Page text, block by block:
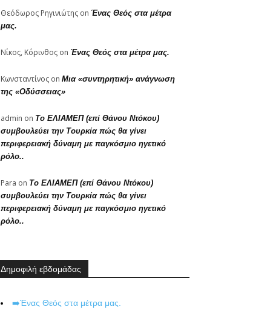
Θεόδωρος Ρηγινιώτης on Ένας Θεός στα μέτρα
μας.
Νίκος, Κόρινθος on Ένας Θεός στα μέτρα μας.
Κωνσταντίνος on Μια «συντηρητική» ανάγνωση
της «Οδύσσειας»
admin on Το ΕΛΙΑΜΕΠ (επί Θάνου Ντόκου)
συμβουλεύει την Τουρκία πώς θα γίνει
περιφερειακή δύναμη με παγκόσμιο ηγετικό
ρόλο..
Para on Το ΕΛΙΑΜΕΠ (επί Θάνου Ντόκου)
συμβουλεύει την Τουρκία πώς θα γίνει
περιφερειακή δύναμη με παγκόσμιο ηγετικό
ρόλο..
Δημοφιλή εβδομάδας
➡️Ένας Θεός στα μέτρα μας.